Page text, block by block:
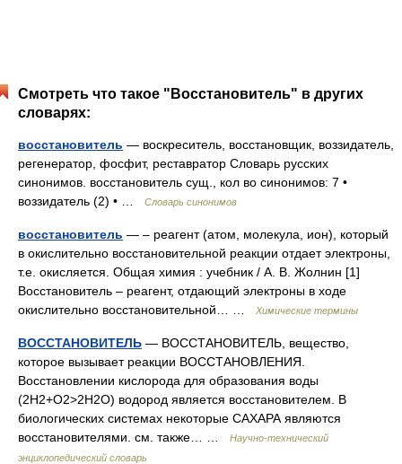
Смотреть что такое "Восстановитель" в других
словарях:
восстановитель — воскреситель, восстановщик, воззидатель,
регенератор, фосфит, реставратор Словарь русских
синонимов. восстановитель сущ., кол во синонимов: 7 •
воззидатель (2) • …
Словарь синонимов
восстановитель — – реагент (атом, молекула, ион), который
в окислительно восстановительной реакции отдает электроны,
т.е. окисляется. Общая химия : учебник / А. В. Жолнин [1]
Восстановитель – реагент, отдающий электроны в ходе
окислительно восстановительной… …
Химические термины
ВОССТАНОВИТЕЛЬ — ВОССТАНОВИТЕЛЬ, вещество,
которое вызывает реакции ВОССТАНОВЛЕНИЯ.
Восстановлении кислорода для образования воды
(2Н2+О2>2Н2О) водород является восстановителем. В
биологических системах некоторые САХАРА являются
восстановителями. см. также… …
Научно-технический
энциклопедический словарь